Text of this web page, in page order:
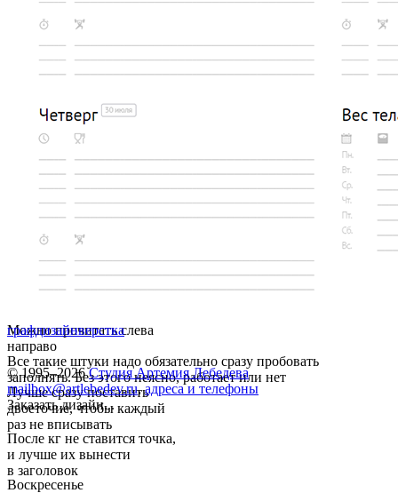
Можно прочитать слева
направо
Все такие штуки надо обязательно сразу пробовать
заполнять. Без этого неясно, работает или нет
Лучше сразу поставить
двоеточие, чтобы каждый
раз не вписывать
После кг не ставится точка,
и лучше их вынести
в заголовок
Воскресенье
графдизайнверстка
© 1995–2026 Студия Артемия Лебедева
mailbox@artlebedev.ru, адреса и телефоны
Заказать дизайн...